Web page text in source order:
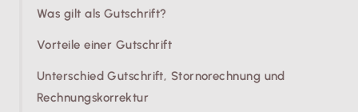
Was gilt als Gutschrift?
Vorteile einer Gutschrift
Unterschied Gutschrift, Stornorechnung und
Rechnungskorrektur